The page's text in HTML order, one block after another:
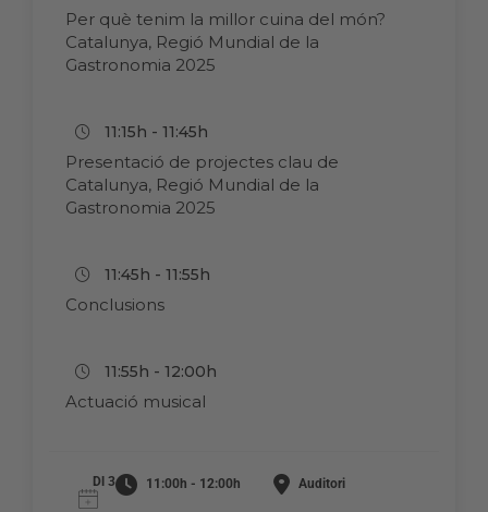
Per què tenim la millor cuina del món?
Catalunya, Regió Mundial de la
Gastronomia 2025
11:15h - 11:45h
Presentació de projectes clau de
Catalunya, Regió Mundial de la
Gastronomia 2025
11:45h - 11:55h
Conclusions
11:55h - 12:00h
Actuació musical
Dl 3 11:00h - 12:00h Auditori